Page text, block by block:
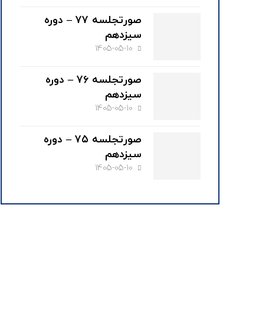
صورتجلسه ۷۷ – دوره
سیزدهم
1405-05-10
صورتجلسه ۷۶ – دوره
سیزدهم
1405-05-10
صورتجلسه ۷۵ – دوره
سیزدهم
1405-05-10